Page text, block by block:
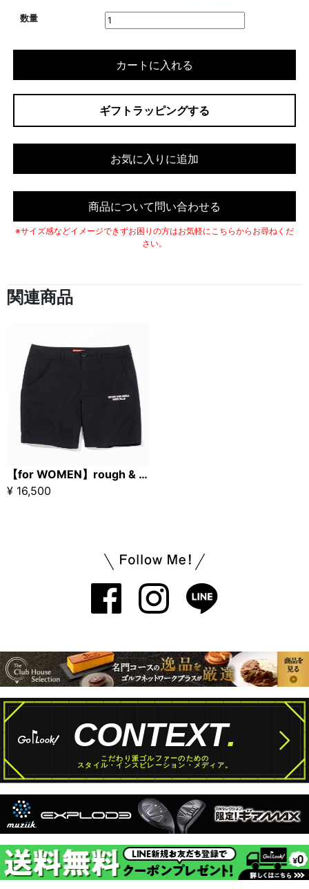
数量
カートに入れる
ギフトラッピングする
お気に入りに追加
商品について問い合わせる
※サイズ感などイメージできずお困りの方はお気軽にこちらからお尋ねくだ
さい。
関連商品
【for WOMEN】rough & swell CHIC SICK TOUR SHORTS ブラック
¥ 16,500